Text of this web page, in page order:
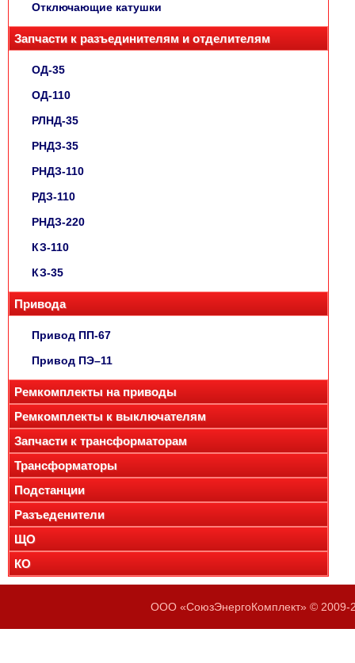
Отключающие катушки
Запчасти к разъединителям и отделителям
ОД-35
ОД-110
РЛНД-35
РНДЗ-35
РНДЗ-110
РДЗ-110
РНДЗ-220
КЗ-110
КЗ-35
Привода
Привод ПП-67
Привод ПЭ–11
Ремкомплекты на приводы
Ремкомплекты к выключателям
Запчасти к трансформаторам
Трансформаторы
Подстанции
Разъеденители
ЩО
КО
ООО «СоюзЭнергоКомплект» © 2009-